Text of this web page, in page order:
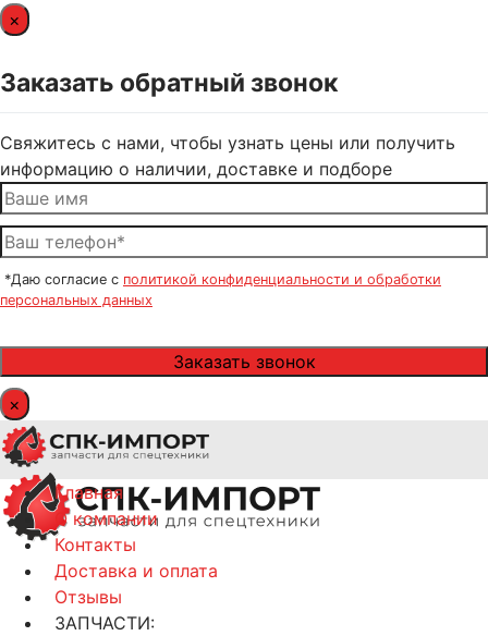
×
Заказать обратный звонок
Свяжитесь с нами, чтобы узнать цены или получить
информацию о наличии, доставке и подборе
*Даю согласие с политикой конфиденциальности и обработки
персональных данных
×
Главная
О компании
Контакты
Доставка и оплата
Отзывы
ЗАПЧАСТИ: